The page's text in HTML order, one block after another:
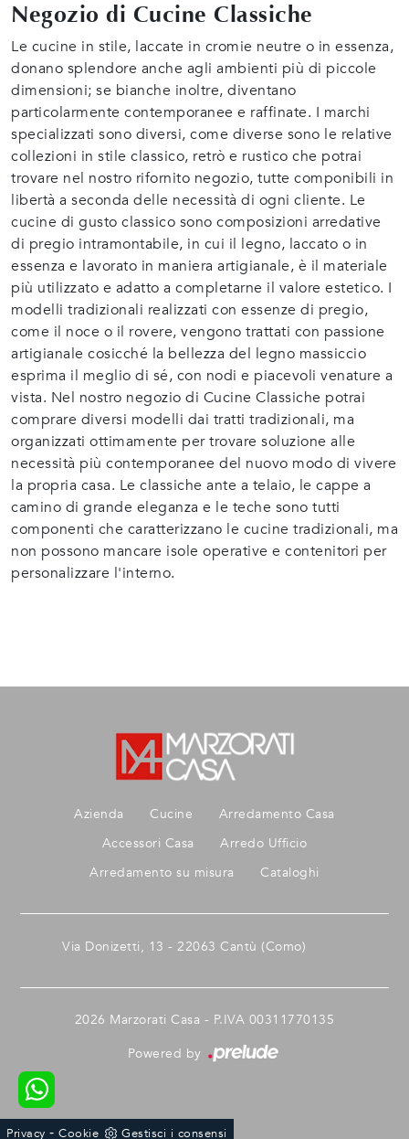
Negozio di Cucine Classiche
Le cucine in stile, laccate in cromie neutre o in essenza,
donano splendore anche agli ambienti più di piccole
dimensioni; se bianche inoltre, diventano
particolarmente contemporanee e raffinate. I marchi
specializzati sono diversi, come diverse sono le relative
collezioni in stile classico, retrò e rustico che potrai
trovare nel nostro rifornito negozio, tutte componibili in
libertà a seconda delle necessità di ogni cliente. Le
cucine di gusto classico sono composizioni arredative
di pregio intramontabile, in cui il legno, laccato o in
essenza e lavorato in maniera artigianale, è il materiale
più utilizzato e adatto a completarne il valore estetico. I
modelli tradizionali realizzati con essenze di pregio,
come il noce o il rovere, vengono trattati con passione
artigianale cosicché la bellezza del legno massiccio
esprima il meglio di sé, con nodi e piacevoli venature a
vista. Nel nostro negozio di Cucine Classiche potrai
comprare diversi modelli dai tratti tradizionali, ma
organizzati ottimamente per trovare soluzione alle
necessità più contemporanee del nuovo modo di vivere
la propria casa. Le classiche ante a telaio, le cappe a
camino di grande eleganza e le teche sono tutti
componenti che caratterizzano le cucine tradizionali, ma
non possono mancare isole operative e contenitori per
personalizzare l'interno.
Azienda Cucine
Arredamento Casa
Accessori Casa
Arredo Ufficio
Arredamento su misura
Cataloghi
Via Donizetti, 13 - 22063 Cantù (Como)
2026 Marzorati Casa - P.IVA 00311770135
Powered by
Privacy - Cookie Gestisci i consensi